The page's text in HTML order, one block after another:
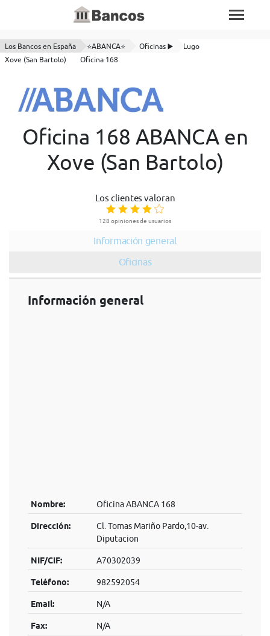
Los Bancos en España ⭐ABANCA⭐ Oficinas ▶️
Lugo
Xove (San Bartolo)
Oficina 168
Oficina 168 ABANCA en
Xove (San Bartolo)
Los clientes valoran
128 opiniones de usuarios
Información general
Oficinas
Información general
Nombre: Oficina ABANCA 168
Dirección:
Cl. Tomas Mariño Pardo,10-av.
Diputacion
NIF/CIF: A70302039
Teléfono: 982592054
Email: N/A
Fax: N/A